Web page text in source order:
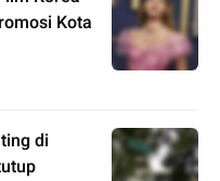
Kota
di